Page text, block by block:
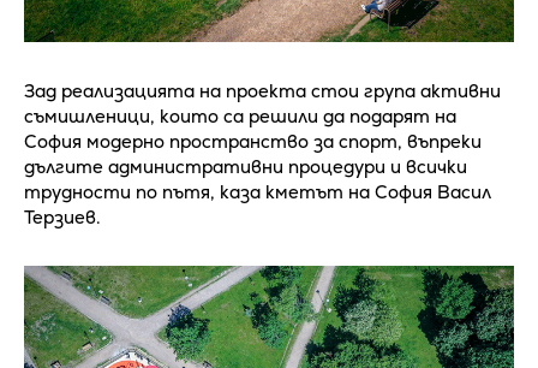
Зад реализацията на проекта стои група активни
съмишленици, които са решили да подарят на
София модерно пространство за спорт, въпреки
дългите административни процедури и всички
трудности по пътя, каза кметът на София Васил
Терзиев.